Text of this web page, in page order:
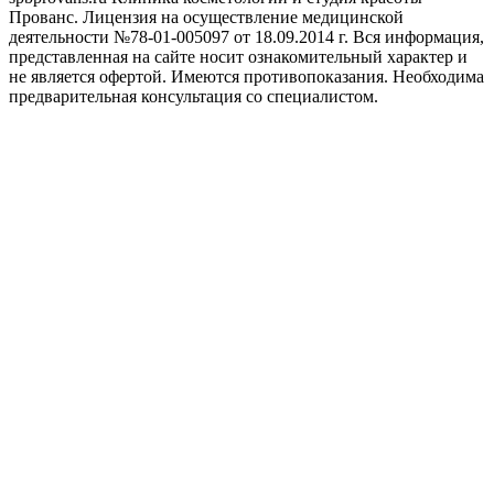
Прованс. Лицензия на осуществление медицинской
деятельности №78-01-005097 от 18.09.2014 г. Вся информация,
представленная на сайте носит ознакомительный характер и
не является офертой. Имеются противопоказания. Необходима
предварительная консультация со специалистом.